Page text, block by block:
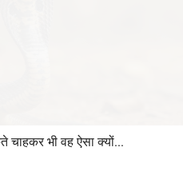
चाहकर भी वह ऐसा क्यों...